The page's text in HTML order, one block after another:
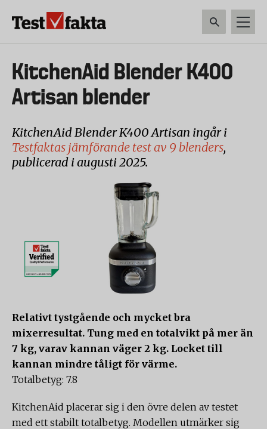
Huvudmeny
ny
KitchenAid Blender K400
Artisan blender
KitchenAid Blender K400 Artisan ingår i
Testfaktas jämförande test av 9 blenders,
publicerad i augusti 2025.
Relativt tystgående och mycket bra
mixerresultat. Tung med en totalvikt på mer än
7 kg, varav kannan väger 2 kg. Locket till
kannan mindre tåligt för värme.
Totalbetyg: 7.8
KitchenAid placerar sig i den övre delen av testet
med ett stabilt totalbetyg. Modellen utmärker sig